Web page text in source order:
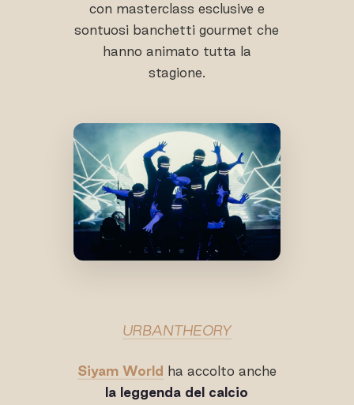
con masterclass esclusive e
sontuosi banchetti gourmet che
hanno animato tutta la
stagione.
URBANTHEORY
Siyam World ha accolto anche
la leggenda del calcio